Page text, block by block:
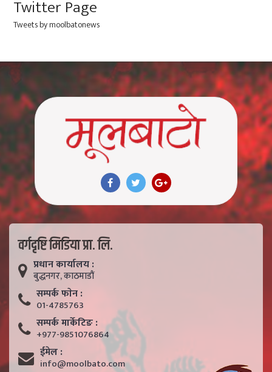
Twitter Page
Tweets by moolbatonews
वर्गदृष्टि मिडिया प्रा. लि.
प्रधान कार्यालय :
बुद्धनगर, काठमाडाैं
सम्पर्क फाेन :
01-4785763
सम्पर्क मार्केटिङ :
+977-9851076864
ईमेल :
info@moolbato.com